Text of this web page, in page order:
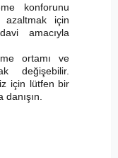
konforunu
azaltmak için
amacıyla
ortamı ve
değişebilir.
için lütfen bir